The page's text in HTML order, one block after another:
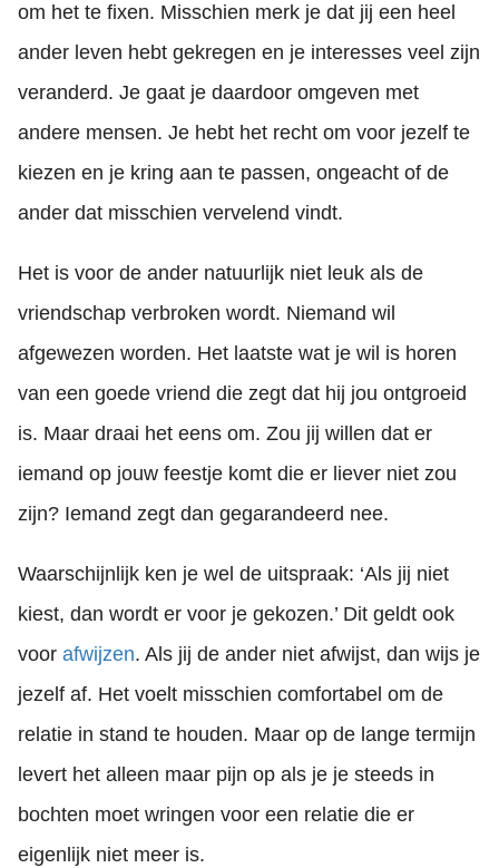
om het te fixen. Misschien merk je dat jij een heel
ander leven hebt gekregen en je interesses veel zijn
veranderd. Je gaat je daardoor omgeven met
andere mensen. Je hebt het recht om voor jezelf te
kiezen en je kring aan te passen, ongeacht of de
ander dat misschien vervelend vindt.
Het is voor de ander natuurlijk niet leuk als de
vriendschap verbroken wordt. Niemand wil
afgewezen worden. Het laatste wat je wil is horen
van een goede vriend die zegt dat hij jou ontgroeid
is. Maar draai het eens om. Zou jij willen dat er
iemand op jouw feestje komt die er liever niet zou
zijn? Iemand zegt dan gegarandeerd nee.
Waarschijnlijk ken je wel de uitspraak: ‘Als jij niet
kiest, dan wordt er voor je gekozen.’ Dit geldt ook
voor afwijzen. Als jij de ander niet afwijst, dan wijs je
jezelf af. Het voelt misschien comfortabel om de
relatie in stand te houden. Maar op de lange termijn
levert het alleen maar pijn op als je je steeds in
bochten moet wringen voor een relatie die er
eigenlijk niet meer is.